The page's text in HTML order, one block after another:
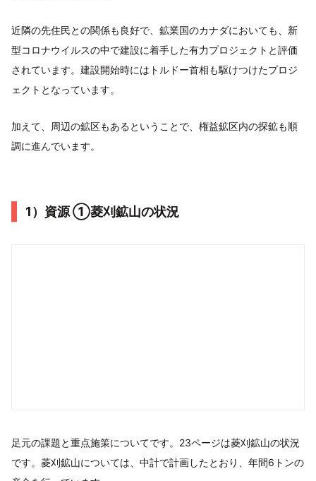
近隣の先住民との関係も良好で、鉱業国のカナダにおいても、新
型コロナウイルスの中で建設に着手した有力プロジェクトと評価
されています。建設開始時にはトルドー首相も駆けつけたプロジ
ェクトとなっています。
加えて、周辺の鉱区もあるということで、権益鉱区内の探鉱も順
調に進んでいます。
1）資源 ①菱刈鉱山の状況
足元の課題と重点施策についてです。23ページは菱刈鉱山の状況
です。菱刈鉱山については、中計で計画したとおり、年間6トンの